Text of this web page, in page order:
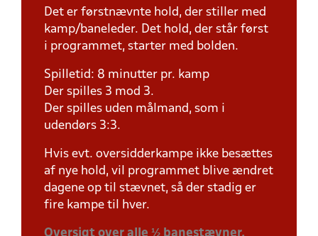
Det er førstnævnte hold, der stiller med
kamp/baneleder. Det hold, der står først
i programmet, starter med bolden.
Spilletid: 8 minutter pr. kamp
Der spilles 3 mod 3.
Der spilles uden målmand, som i
udendørs 3:3.
Hvis evt. oversidderkampe ikke besættes
af nye hold, vil programmet blive ændret
dagene op til stævnet, så der stadig er
fire kampe til hver.
Oversigt over alle ½ banestævner.